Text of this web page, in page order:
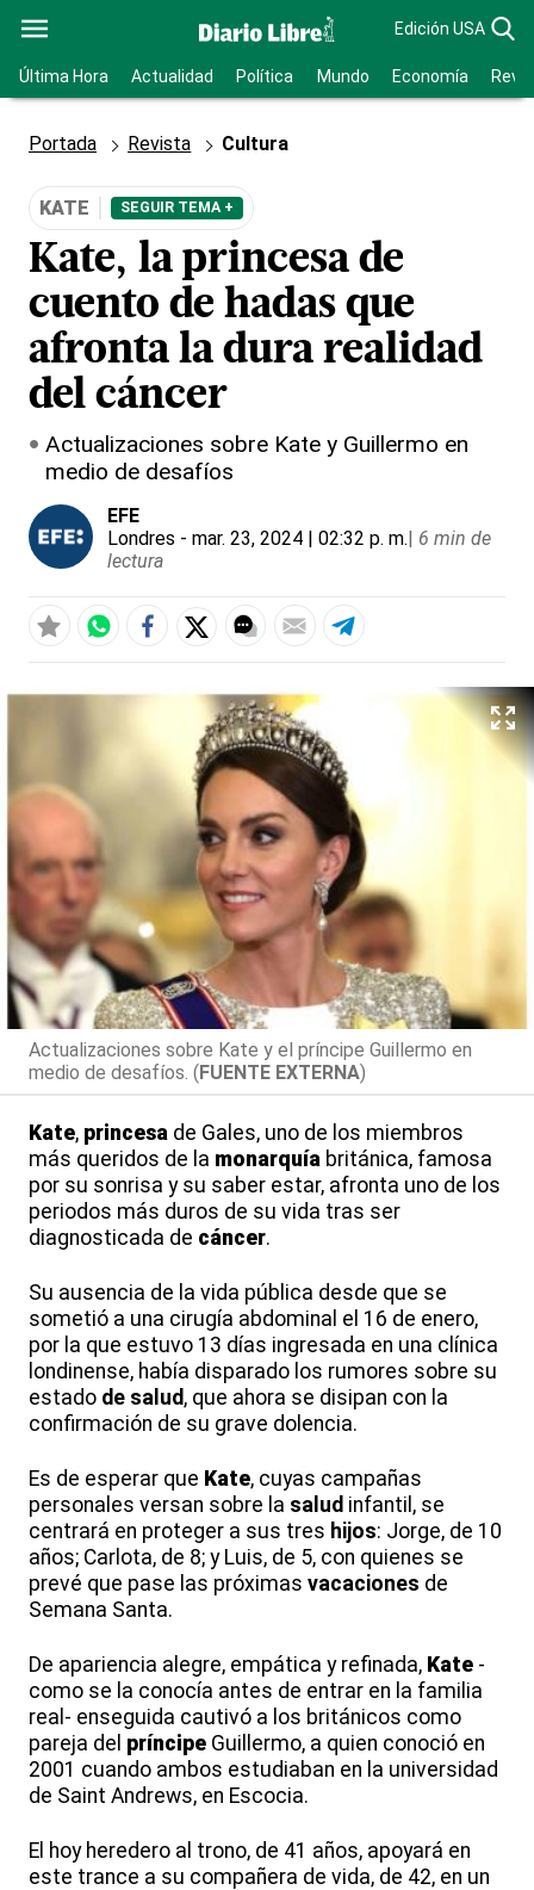
Edición USA
Última Hora Actualidad Política Mundo Economía
Portada Revista Cultura
KATE SEGUIR TEMA +
Kate, la princesa de
cuento de hadas que
afronta la dura realidad
del cáncer
Actualizaciones sobre Kate y Guillermo en
medio de desafíos
EFE
Londres - mar. 23, 2024 | 02:32 p. m.| 6 min de
lectura
Actualizaciones sobre Kate y el príncipe Guillermo en
medio de desafíos. (FUENTE EXTERNA)
Kate, princesa de Gales, uno de los miembros
más queridos de la monarquía británica, famosa
por su sonrisa y su saber estar, afronta uno de los
periodos más duros de su vida tras ser
diagnosticada de cáncer.
Su ausencia de la vida pública desde que se
sometió a una cirugía abdominal el 16 de enero,
por la que estuvo 13 días ingresada en una clínica
londinense, había disparado los rumores sobre su
estado de salud, que ahora se disipan con la
confirmación de su grave dolencia.
Es de esperar que Kate, cuyas campañas
personales versan sobre la salud infantil, se
centrará en proteger a sus tres hijos: Jorge, de 10
años; Carlota, de 8; y Luis, de 5, con quienes se
prevé que pase las próximas vacaciones de
Semana Santa.
De apariencia alegre, empática y refinada, Kate -
como se la conocía antes de entrar en la familia
real- enseguida cautivó a los británicos como
pareja del príncipe Guillermo, a quien conoció en
2001 cuando ambos estudiaban en la universidad
de Saint Andrews, en Escocia.
El hoy heredero al trono, de 41 años, apoyará en
este trance a su compañera de vida, de 42, en un